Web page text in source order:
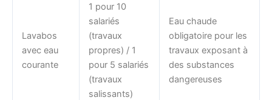
Lavabos
avec eau
courante
1 pour 10
salariés
(travaux
propres) / 1
pour 5 salariés
(travaux
salissants)
Eau chaude
obligatoire pour les
travaux exposant à
des substances
dangereuses